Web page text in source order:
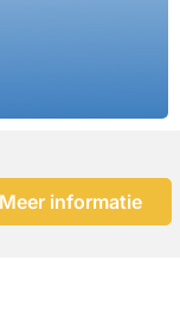
Meer informatie